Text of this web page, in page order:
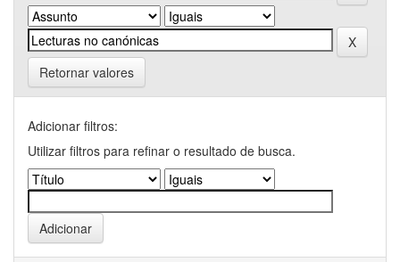
Retornar valores
Adicionar filtros:
Utilizar filtros para refinar o resultado de busca.